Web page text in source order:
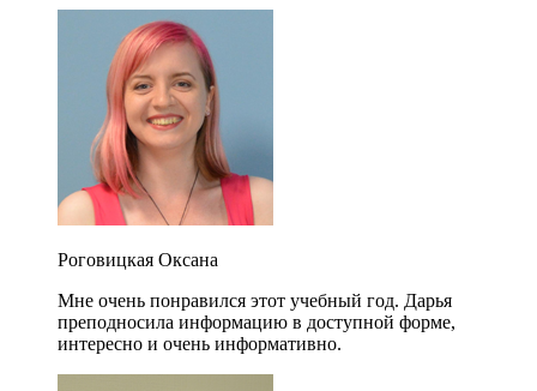
Роговицкая Оксана
Мне очень понравился этот учебный год. Дарья
преподносила информацию в доступной форме,
интересно и очень информативно.